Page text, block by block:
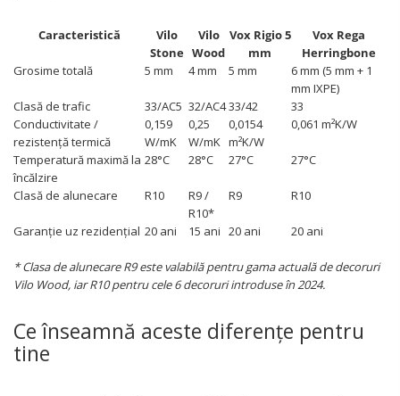
Caracteristică
Vilo
Stone
Vilo
Wood
Vox Rigio 5
mm
Vox Rega
Herringbone
Grosime totală
5 mm 4 mm 5 mm
6 mm (5 mm + 1
mm IXPE)
Clasă de trafic
33/AC5 32/AC433/42
33
Conductivitate /
rezistență termică
0,159
W/mK
0,25
W/mK
0,0154
m²K/W
0,061 m²K/W
Temperatură maximă la
încălzire
28°C 28°C 27°C 27°C
Clasă de alunecare R10
R9 /
R10*
R9 R10
Garanție uz rezidențial 20 ani 15 ani 20 ani 20 ani
* Clasa de alunecare R9 este valabilă pentru gama actuală de decoruri
Vilo Wood, iar R10 pentru cele 6 decoruri introduse în 2024.
Ce înseamnă aceste diferențe pentru
tine